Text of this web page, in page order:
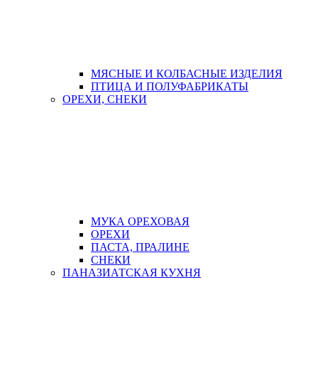
МЯСНЫЕ И КОЛБАСНЫЕ ИЗДЕЛИЯ
ПТИЦА И ПОЛУФАБРИКАТЫ
ОРЕХИ, СНЕКИ
МУКА ОРЕХОВАЯ
ОРЕХИ
ПАСТА, ПРАЛИНЕ
СНЕКИ
ПАНАЗИАТСКАЯ КУХНЯ